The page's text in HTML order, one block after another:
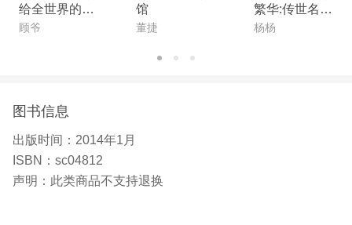
给全世界的人
文美学公开课
顾爷
馆
董捷
繁华:传世名画
背后的中国艺
杨杨
图书信息
出版时间： 2014年1月
ISBN： sc04812
声明： 此类商品不支持退换